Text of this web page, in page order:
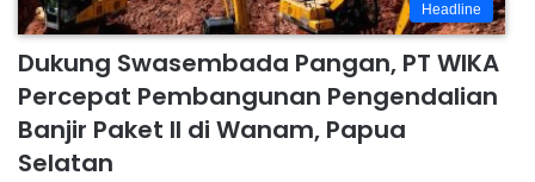
Headline
Dukung Swasembada Pangan, PT WIKA
Percepat Pembangunan Pengendalian
Banjir Paket II di Wanam, Papua
Selatan